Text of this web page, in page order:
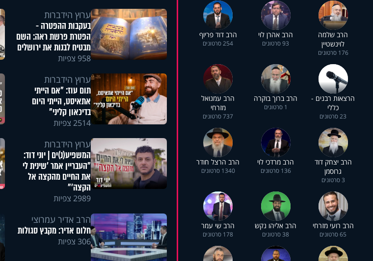
הרב שלמה
לוינשטיין
176 סרטונים
הרב אהרן לוי
93 סרטונים
הרב דוד פריוף
254 סרטונים
הרצאות רבנים -
כללי
23 סרטונים
הרב ברוך בוקרה
1 סרטונים
הרב עמנואל
מזרחי
737 סרטונים
הרב יצחק דוד
גרוסמן
3 סרטונים
הרב מרדכי לוי
136 סרטונים
הרב הרצל חודר
1340 סרטונים
הרב רועי מזרחי
65 סרטונים
הרב אליהו נקש
38 סרטונים
הרב שי עמר
178 סרטונים
ערוץ הידברות
בעקבות ההפטרה -
הפטרת פרשת ראה: השם
מבטיח לבנות את ירושלים
958 צפיות
ערוץ הידברות
תום עוז: "אם הייתי
אתאיסט, הייתי היום
בדיכאון קליני"
2514 צפיות
ערוץ הידברות
המשפיע(נ)ים | יוני דוד:
"העבריין אמר 'שינית לי
את החיים מהקצה אל
הקצה'"
2989 צפיות
הרב אדיר עמרוצי
חלום אדיר: מקבץ סגולות
306 צפיות